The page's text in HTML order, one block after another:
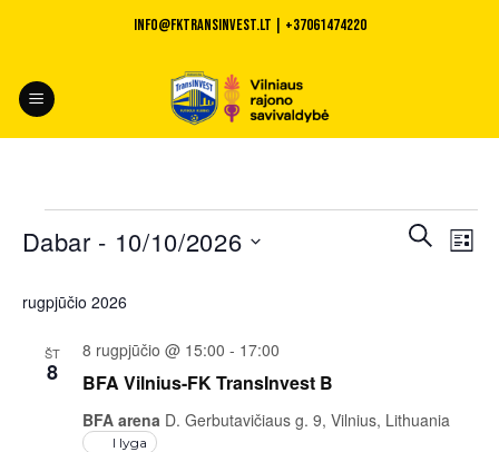
INFO@fktransinvest.lt | +37061474220
Renginiai
Search
PAIEŠKA
Dabar - 10/10/2026
datą
rugpjūčio 2026
ŠT
8 BFA Vilnius-FK TransInvest B
8 rugpjūčio @ 15:00 - 17:00
BFA arena D. Gerbutavičiaus g. 9, Vilnius, Lithuania
I lyga